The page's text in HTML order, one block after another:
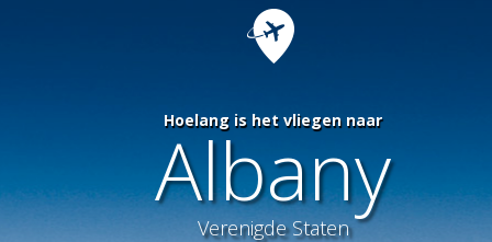
Hoelang is het vliegen naar
Albany
Verenigde Staten